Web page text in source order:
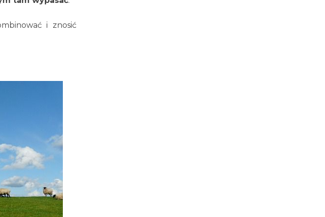
i znosić